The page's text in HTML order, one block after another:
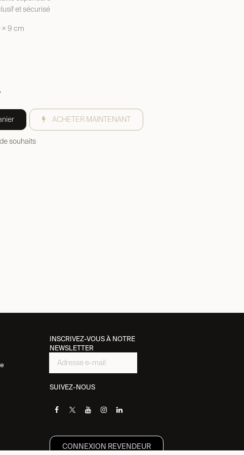
et sécurisé
× 9 cm
ACHETER MAINTENANT
souhaits
INSCRIVEZ-VOUS À NOTRE
NEWSLETTER
SUIVEZ-NOUS
CONNEXION REVENDEUR